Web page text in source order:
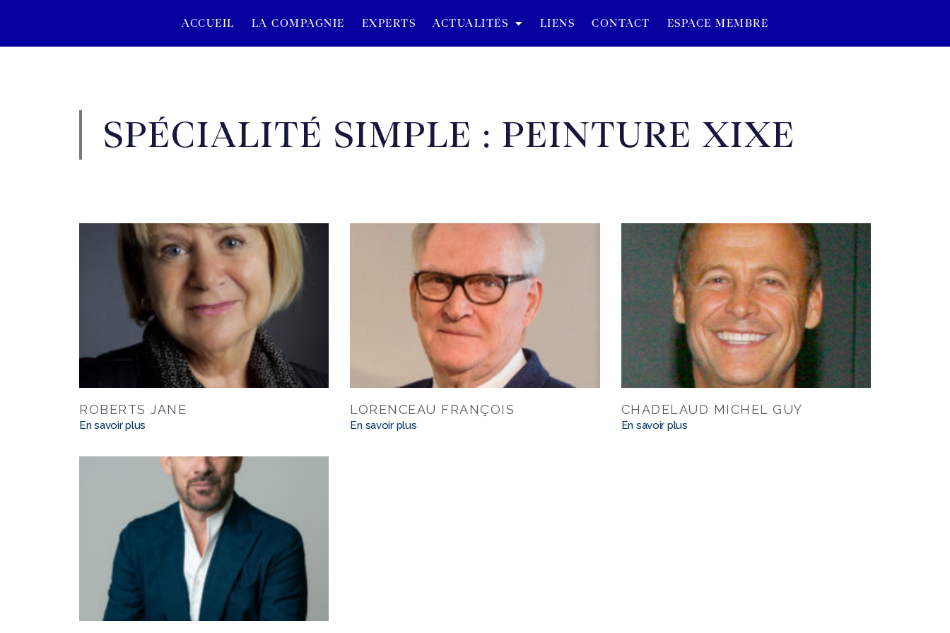
ACCUEIL LA COMPAGNIE EXPERTS ACTUALITÉS LIENS CONTACT ESPACE MEMBRE
SPÉCIALITÉ SIMPLE : PEINTURE XIXE
ROBERTS JANE
En savoir plus
LORENCEAU FRANÇOIS
En savoir plus
CHADELAUD MICHEL GUY
En savoir plus